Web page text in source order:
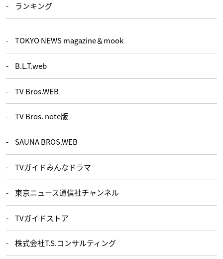
ランキング
TOKYO NEWS magazine＆mook
B.L.T.web
TV Bros.WEB
TV Bros. note版
SAUNA BROS.WEB
TVガイドみんなドラマ
東京ニュース通信社チャンネル
TVガイドストア
株式会社T.S.コンサルティング